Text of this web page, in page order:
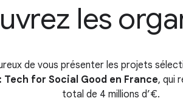
les
de vous présenter les projets
Tech for Social Good en France, qui
total de 4 millions d’€.